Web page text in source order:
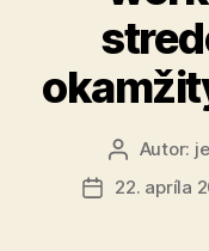
Autor
článku
Autor:
Dátum
22. apríla